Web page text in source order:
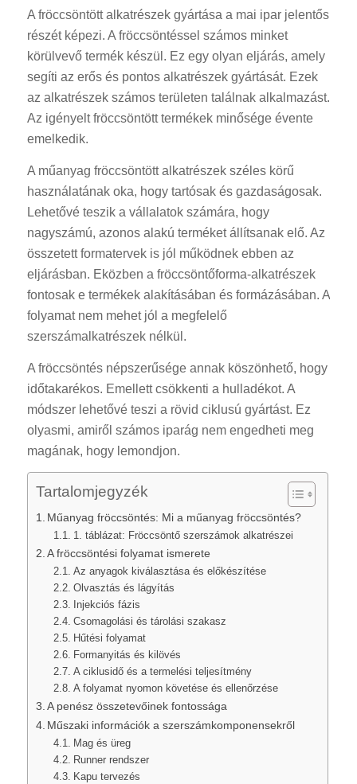
A fröccsöntött alkatrészek gyártása a mai ipar jelentős
részét képezi. A fröccsöntéssel számos minket
körülvevő termék készül. Ez egy olyan eljárás, amely
segíti az erős és pontos alkatrészek gyártását. Ezek
az alkatrészek számos területen találnak alkalmazást.
Az igényelt fröccsöntött termékek minősége évente
emelkedik.
A műanyag fröccsöntött alkatrészek széles körű
használatának oka, hogy tartósak és gazdaságosak.
Lehetővé teszik a vállalatok számára, hogy
nagyszámú, azonos alakú terméket állítsanak elő. Az
összetett formatervek is jól működnek ebben az
eljárásban. Eközben a fröccsöntőforma-alkatrészek
fontosak e termékek alakításában és formázásában. A
folyamat nem mehet jól a megfelelő
szerszámalkatrészek nélkül.
A fröccsöntés népszerűsége annak köszönhető, hogy
időtakarékos. Emellett csökkenti a hulladékot. A
módszer lehetővé teszi a rövid ciklusú gyártást. Ez
olyasmi, amiről számos iparág nem engedheti meg
magának, hogy lemondjon.
Tartalomjegyzék
Műanyag fröccsöntés: Mi a műanyag fröccsöntés?
1. táblázat: Fröccsöntő szerszámok alkatrészei
A fröccsöntési folyamat ismerete
Az anyagok kiválasztása és előkészítése
Olvasztás és lágyítás
Injekciós fázis
Csomagolási és tárolási szakasz
Hűtési folyamat
Formanyitás és kilövés
A ciklusidő és a termelési teljesítmény
A folyamat nyomon követése és ellenőrzése
A penész összetevőinek fontossága
Műszaki információk a szerszámkomponensekről
Mag és üreg
Runner rendszer
Kapu tervezés